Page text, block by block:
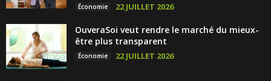
Économie 22 JUILLET 2026
OuveraSoi veut rendre le marché du mieux-
être plus transparent
Économie 22 JUILLET 2026